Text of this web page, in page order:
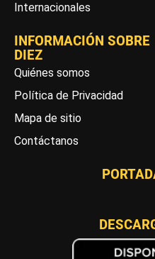
Internacionales
INFORMACIÓN SOBRE
DIEZ
Quiénes somos
Política de Privacidad
Mapa de sitio
Contáctanos